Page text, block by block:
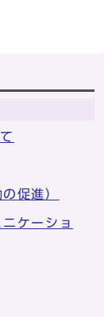
促進）
ケーショ